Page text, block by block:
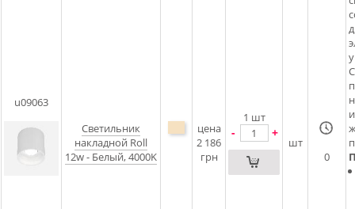
u09063
Светильник
накладной Roll
12w - Белый, 4000K
цена
2 186
грн
1 шт
- +
шт
0